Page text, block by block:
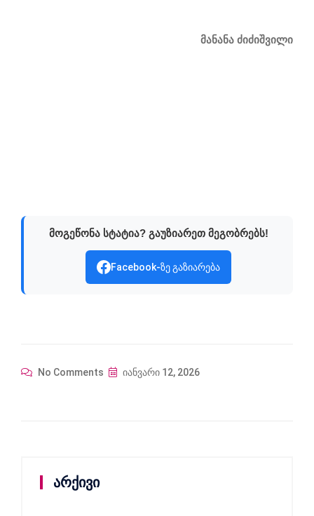
მანანა ძიძიშვილი
მოგეწონა სტატია? გაუზიარეთ მეგობრებს!
Facebook-ზე გაზიარება
No Comments იანვარი 12, 2026
არქივი